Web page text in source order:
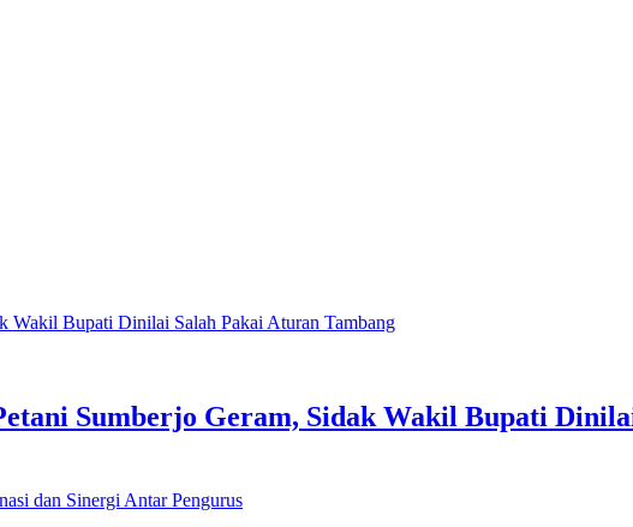
Sumberjo Geram, Sidak Wakil Bupati